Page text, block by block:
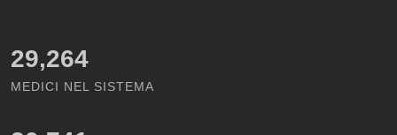
29,264
MEDICI NEL SISTEMA